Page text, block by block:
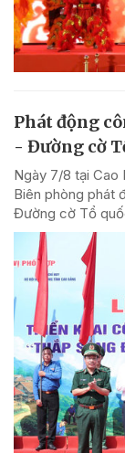
Phát động
- Đường cờ
Ngày 7/8 tại Cao
Biên phòng phát
Đường cờ Tổ